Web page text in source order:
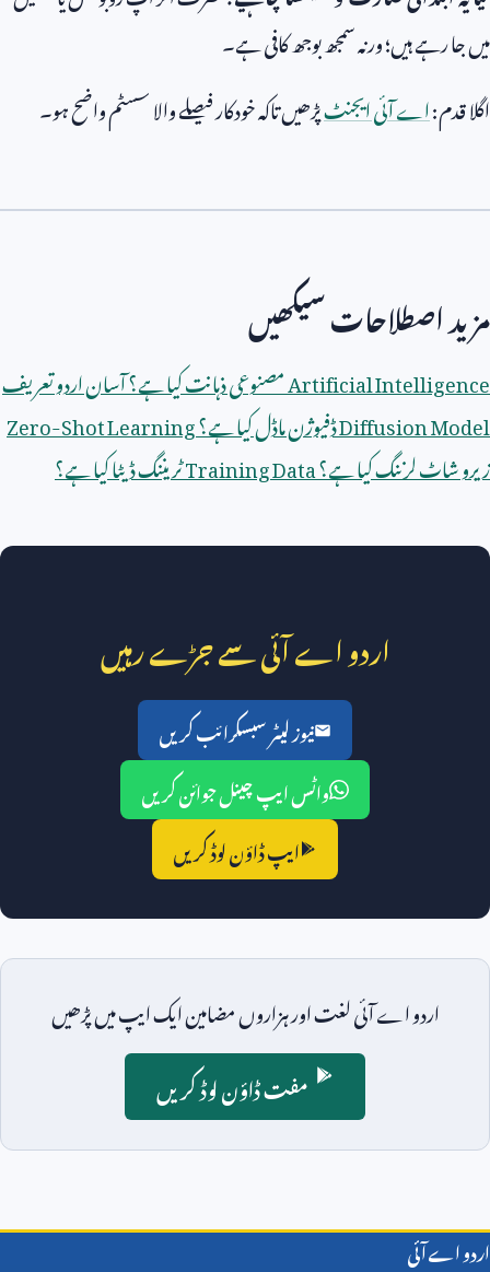
میں جا رہے ہیں؛ ورنہ سمجھ بوجھ کافی ہے۔
اگلا قدم:اے آئی ایجنٹپڑھیں تاکہ خودکار فیصلے والا سسٹم واضح ہو۔
مزید اصطلاحات سیکھیں
Artificial Intelligenceمصنوعی ذہانت کیا ہے؟ آسان اردو تعریف
Diffusion Modelڈفیوژن ماڈل کیا ہے؟Zero-Shot Learning
زیرو شاٹ لرننگ کیا ہے؟Training Dataٹریننگ ڈیٹا کیا ہے؟
اردو اے آئی سے جڑے رہیں
نیوز لیٹر سبسکرائب کریں
واٹس ایپ چینل جوائن کریں
ایپ ڈاؤن لوڈ کریں
اردو اے آئی لغت اور ہزاروں مضامین ایک ایپ میں پڑھیں
مفت ڈاؤن لوڈ کریں
اردو اے آئی